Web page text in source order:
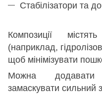
Стабілізатори та
Композиції
(наприклад,
щоб мінімізувати
Можна додавати
замаскувати сильний